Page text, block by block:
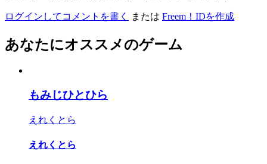
ログインしてコメントを書く または Freem！IDを作成
あなたにオススメのゲーム
もみじひとひら
えれくとら
えれくとら